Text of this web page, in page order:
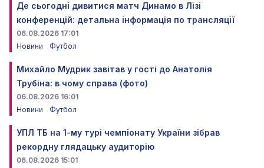
Де сьогодні дивитися матч Динамо в Лізі
конференцій: детальна інформація по трансляції
06.08.2026 17:01
Новини
Футбол
Михайло Мудрик завітав у гості до Анатолія
Трубіна: в чому справа (фото)
06.08.2026 16:01
Новини
Футбол
УПЛ ТБ на 1-му турі чемпіонату України зібрав
рекордну глядацьку аудиторію
06.08.2026 15:01